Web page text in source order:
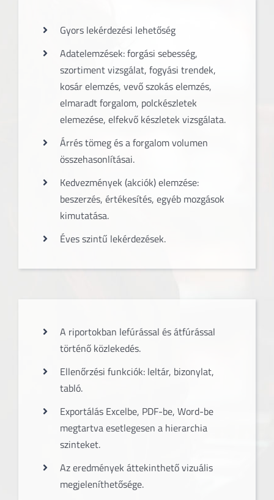
Gyors lekérdezési lehetőség
Adatelemzések: forgási sebesség,
szortiment vizsgálat, fogyási trendek,
kosár elemzés, vevő szokás elemzés,
elmaradt forgalom, polckészletek
elemezése, elfekvő készletek vizsgálata.
Árrés tömeg és a forgalom volumen
összehasonlításai.
Kedvezmények (akciók) elemzése:
beszerzés, értékesítés, egyéb mozgások
kimutatása.
Éves szintű lekérdezések.
A riportokban lefúrással és átfúrással
történő közlekedés.
Ellenőrzési funkciók: leltár, bizonylat,
tabló.
Exportálás Excelbe, PDF-be, Word-be
megtartva esetlegesen a hierarchia
szinteket.
Az eredmények áttekinthető vizuális
megjeleníthetősége.